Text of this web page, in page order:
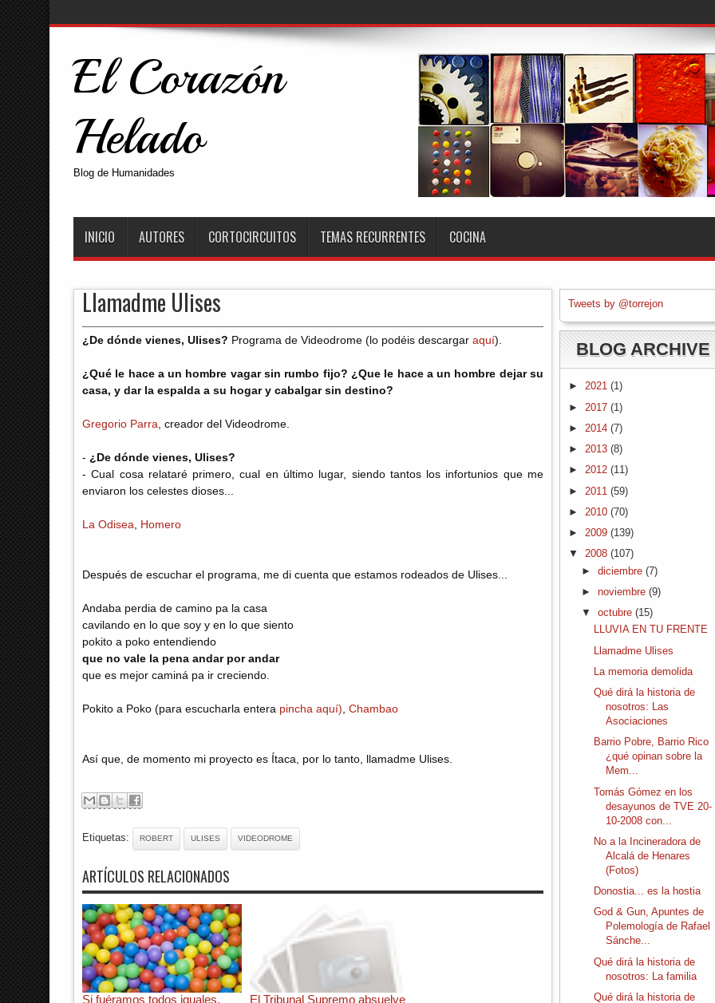
El Corazón
Helado
Blog de Humanidades
INICIO AUTORES CORTOCIRCUITOS TEMAS RECURRENTES COCINA
Llamadme Ulises
¿De dónde vienes, Ulises? Programa de Videodrome (lo podéis descargar aquí).
¿Qué le hace a un hombre vagar sin rumbo fijo? ¿Que le hace a un hombre dejar su
casa, y dar la espalda a su hogar y cabalgar sin destino?
Gregorio Parra , creador del Videodrome.
- ¿De dónde vienes, Ulises?
- Cual cosa relataré primero, cual en último lugar, siendo tantos los infortunios que me
enviaron los celestes dioses...
La Odisea Homero
Después de escuchar el programa, me di cuenta que estamos rodeados de Ulises...
Andaba perdia de camino pa la casa
cavilando en lo que soy y en lo que siento
pokito a poko entendiendo
que no vale la pena andar por andar
que es mejor caminá pa ir creciendo.
Pokito a Poko (para escucharla entera pincha aquí) Chambao
Así que, de momento mi proyecto es Ítaca, por lo tanto, llamadme Ulises.
Etiquetas: ROBERT ULISES VIDEODROME
ARTÍCULOS RELACIONADOS
Si fuéramos todos iguales,
El Tribunal Supremo absuelve
Tweets by @torrejon
BLOG ARCHIVE
► 2021 (1)
► 2017 (1)
► 2014 (7)
► 2013 (8)
► 2012 (11)
► 2011 (59)
► 2010 (70)
► 2009 (139)
▼ 2008 (107)
► diciembre (7)
► noviembre (9)
▼ octubre (15)
LLUVIA EN TU FRENTE
Llamadme Ulises
La memoria demolida
Qué dirá la historia de
nosotros: Las
Asociaciones
Barrio Pobre, Barrio Rico
¿qué opinan sobre la
Mem...
Tomás Gómez en los
desayunos de TVE 20-
10-2008 con...
No a la Incineradora de
Alcalá de Henares
(Fotos)
Donostia... es la hostia
God & Gun, Apuntes de
Polemología de Rafael
Sánche...
Qué dirá la historia de
nosotros: La familia
Qué dirá la historia de